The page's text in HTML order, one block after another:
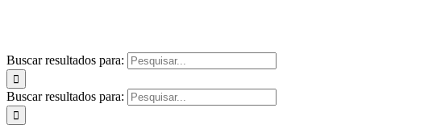
Buscar resultados para:
Buscar resultados para: